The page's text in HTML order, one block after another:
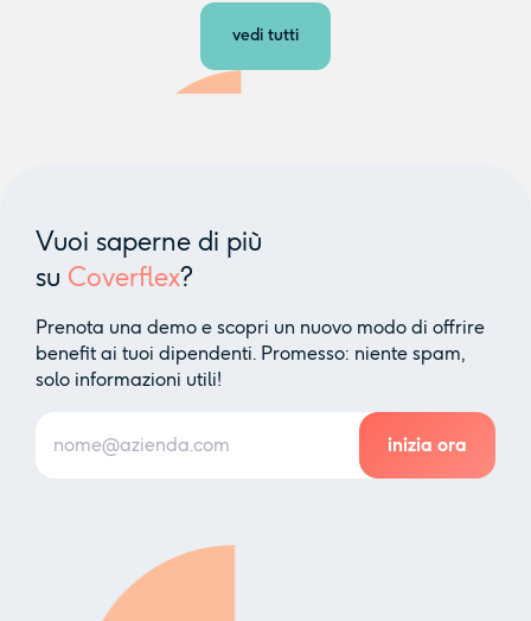
vedi tutti
Vuoi saperne di più
su Coverflex?
Prenota una demo e scopri un nuovo modo di offrire
benefit ai tuoi dipendenti. Promesso: niente spam,
solo informazioni utili!